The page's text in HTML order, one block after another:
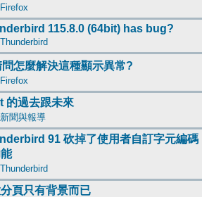
Firefox
115.8.0 (64bit) has bug?
Thunderbird
問怎麼解決這種顯示異常?
Firefox
的過去跟未來
新聞與報導
91 砍掉了使用者自訂字元編碼
Thunderbird
頁只有背景而已